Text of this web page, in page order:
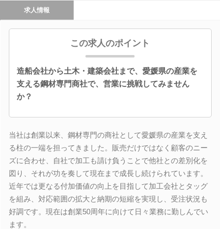
求人情報
この求人のポイント
造船会社から土木・建築会社まで、愛媛県の産業を
支える鋼材専門商社で、営業に挑戦してみません
か？
当社は創業以来、鋼材専門の商社として愛媛県の産業を支え
る柱の一端を担ってきました。販売だけではなく顧客のニー
ズに合わせ、自社で加工も請け負うことで他社との差別化を
図り、それが功を奏して現在まで成長し続けられています。
近年では更なる付加価値の向上を目指して加工会社とタッグ
を組み、対応範囲の拡大と納期の短縮を実現し、受注状況も
好調です。現在は創業50周年に向けて日々業務に勤しんでい
ます。